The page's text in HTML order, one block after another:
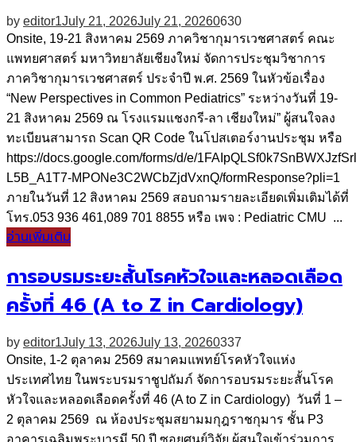
by editor1July 21, 2026July 21, 20260630
Onsite, 19-21 สิงหาคม 2569 ภาควิชากุมารเวชศาสตร์ คณะ
แพทยศาสตร์ มหาวิทยาลัยเชียงใหม่ จัดการประชุมวิชาการ
ภาควิชากุมารเวชศาสตร์ ประจำปี พ.ศ. 2569 ในหัวข้อเรื่อง
“New Perspectives in Common Pediatrics” ระหว่างวันที่ 19-
21 สิงหาคม 2569 ณ โรงแรมแชงกรี-ลา เชียงใหม่” ผู้สนใจลง
ทะเบียนสามารถ Scan QR Code ในโปสเตอร์งานประชุม หรือ
https://docs.google.com/forms/d/e/
L5B_A1T7-MPONe3C2WCbZjdVxnQ/formResponse?pli=1
ภายในวันที่ 12 สิงหาคม 2569 สอบถามรายละเอียดเพิ่มเติมได้ที่
โทร.053 936 461,089 701 8855 หรือ เพจ : Pediatric CMU ...
อ่านเพิ่มเติม
การอบรมระยะสั้นโรคหัวใจและหลอดเลือด
ครั้งที่ 46 (A to Z in Cardiology)
by editor1July 13, 2026July 13, 20260337
Onsite, 1-2 ตุลาคม 2569 สมาคมแพทย์โรคหัวใจแห่ง
ประเทศไทย ในพระบรมราชูปถัมภ์ จัดการอบรมระยะสั้นโรค
หัวใจและหลอดเลือดครั้งที่ 46 (A to Z in Cardiology) วันที่ 1 –
2 ตุลาคม 2569 ณ ห้องประชุมสยามมกุฎราชกุมาร ชั้น P3
อาคารเฉลิมพระบารมี 50 ปี ซอยศูนย์วิจัย ผู้สนใจเข้าร่วมการ